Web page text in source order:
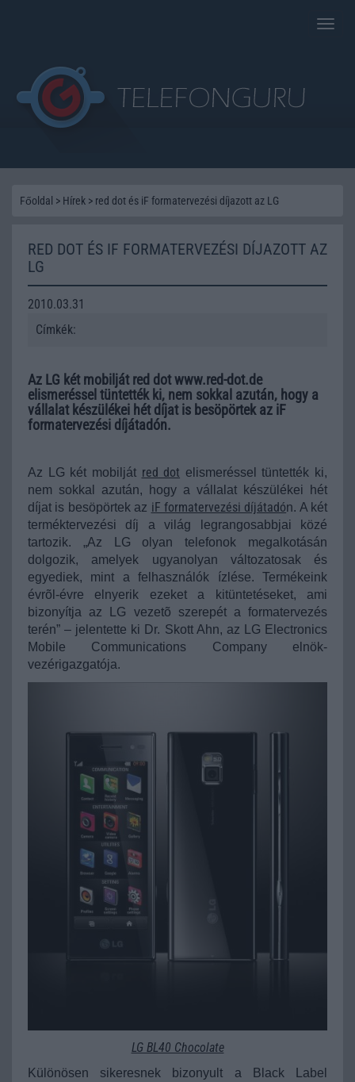
Toggle
Főoldal > Hírek > red dot és iF formatervezési díjazott az LG
RED DOT ÉS IF FORMATERVEZÉSI DÍJAZOTT AZ
LG
2010.03.31
Címkék:
Az LG két mobilját red dot www.red-dot.de
elismeréssel tüntették ki, nem sokkal azután, hogy a
vállalat készülékei hét díjat is besöpörtek az iF
formatervezési díjátadón.
Az LG két mobilját red dot elismeréssel tüntették ki,
nem sokkal azután, hogy a vállalat készülékei hét
díjat is besöpörtek az iF formatervezési díjátadón. A két
terméktervezési díj a világ legrangosabbjai közé
tartozik. „Az LG olyan telefonok megalkotásán
dolgozik, amelyek ugyanolyan változatosak és
egyediek, mint a felhasználók ízlése. Termékeink
évrõl-évre elnyerik ezeket a kitüntetéseket, ami
bizonyítja az LG vezetõ szerepét a formatervezés
terén” – jelentette ki Dr. Skott Ahn, az LG Electronics
Mobile Communications Company elnök-
vezérigazgatója.
LG BL40 Chocolate
Különösen sikeresnek bizonyult a Black Label